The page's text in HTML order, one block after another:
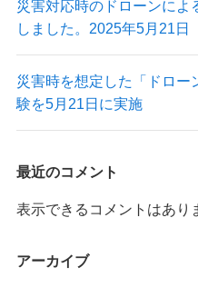
災害対応時のドローンによ
しました。2025年5月21日
災害時を想定した「ドロー
験を5月21日に実施
最近のコメント
表示できるコメントはあり
アーカイブ